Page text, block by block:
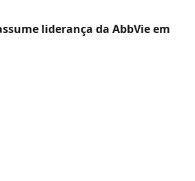
liderança da AbbVie em